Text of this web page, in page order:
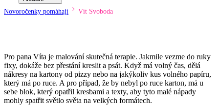
Novoročenky pomáhají Vít Svoboda
Pro pana Víta je malování skutečná terapie. Jakmile vezme do ruky
fixy, dokáže bez přestání kreslit a psát. Když má volný čas, dělá
nákresy na kartony od pizzy nebo na jakýkoliv kus volného papíru,
který má po ruce. A pro případ, že by nebyl po ruce karton, má u
sebe blok, který opatřil kresbami a texty, aby tyto malé nápady
mohly spatřit světlo světa na velkých formátech.